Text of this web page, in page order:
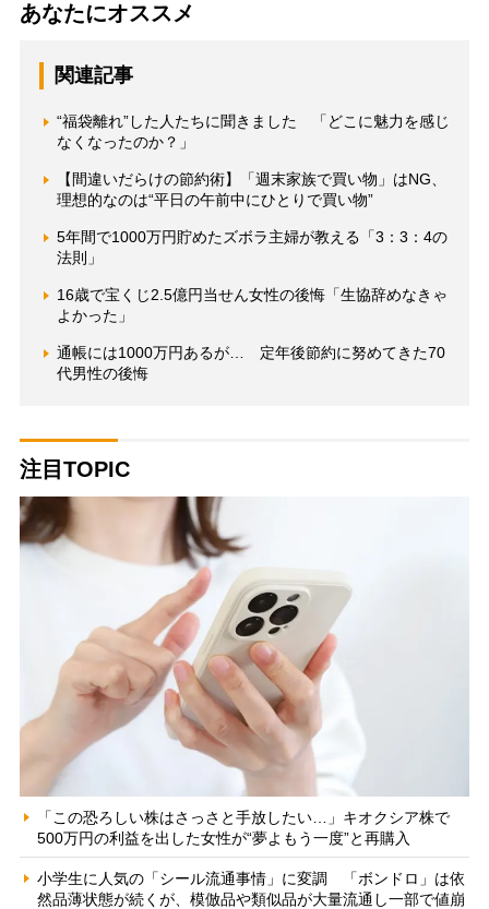
あなたにオススメ
関連記事
“福袋離れ”した人たちに聞きました 「どこに魅力を感じ
なくなったのか？」
【間違いだらけの節約術】「週末家族で買い物」はNG、
理想的なのは“平日の午前中にひとりで買い物”
5年間で1000万円貯めたズボラ主婦が教える「3：3：4の
法則」
16歳で宝くじ2.5億円当せん女性の後悔「生協辞めなきゃ
よかった」
通帳には1000万円あるが… 定年後節約に努めてきた70
代男性の後悔
注目TOPIC
「この恐ろしい株はさっさと手放したい…」キオクシア株で
500万円の利益を出した女性が“夢よもう一度”と再購入
小学生に人気の「シール流通事情」に変調 「ボンドロ」は依
然品薄状態が続くが、模倣品や類似品が大量流通し一部で値崩